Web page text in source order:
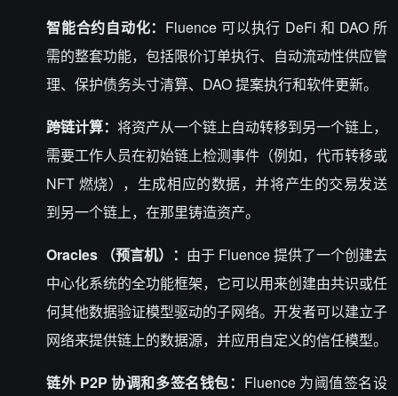
智能合约自动化： Fluence 可以执行 DeFi 和 DAO 所
需的整套功能，包括限价订单执行、自动流动性供应管
理、保护债务头寸清算、DAO 提案执行和软件更新。
跨链计算： 将资产从一个链上自动转移到另一个链上，
需要工作人员在初始链上检测事件（例如，代币转移或
NFT 燃烧），生成相应的数据，并将产生的交易发送
到另一个链上，在那里铸造资产。
Oracles （预言机）： 由于 Fluence 提供了一个创建去
中心化系统的全功能框架，它可以用来创建由共识或任
何其他数据验证模型驱动的子网络。 开发者可以建立子
网络来提供链上的数据源，并应用自定义的信任模型。
链外 P2P 协调和多签名钱包： Fluence 为阈值签名设